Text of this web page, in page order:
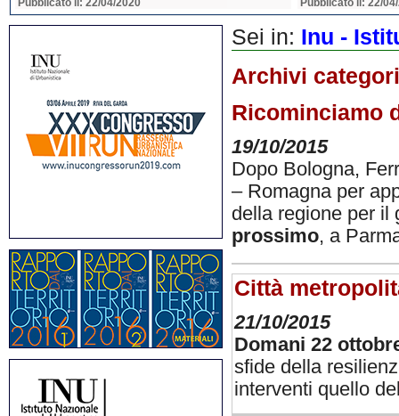
Pubblicato il: 22/04/2020 Pubblicato il: 22/
Sei in: Inu -
Archivi
Ricominciamo
19/10/2015
Dopo Bologna,
– Romagna per
della regione per il
prossimo, a
Città
21/10/2015
Domani 22
sfide della
interventi quello